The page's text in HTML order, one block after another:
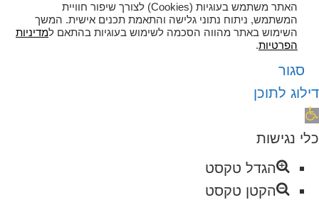
האתר משתמש בעוגיות (Cookies) לצורך שיפור חוויית
המשתמש, ניתוח נתוני גלישה והתאמת תכנים אישית. המשך
השימוש באתר מהווה הסכמה לשימוש בעוגיות בהתאם למדיניות
הפרטיות.
סגור
דילוג לתוכן
פתח
סרגל
נגישות
כלי נגישות
הגדל טקסט
הקטן טקסט